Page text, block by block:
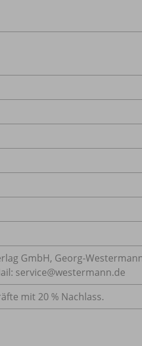
GmbH, Georg-
service@westermann.de
mit 20 % Nachlass.